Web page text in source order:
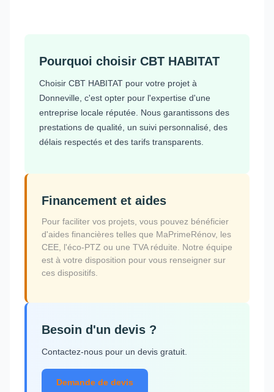
Pourquoi choisir CBT HABITAT
Choisir CBT HABITAT pour votre projet à
Donneville, c'est opter pour l'expertise d'une
entreprise locale réputée. Nous garantissons des
prestations de qualité, un suivi personnalisé, des
délais respectés et des tarifs transparents.
Financement et aides
Pour faciliter vos projets, vous pouvez bénéficier
d'aides financières telles que MaPrimeRénov, les
CEE, l'éco-PTZ ou une TVA réduite. Notre équipe
est à votre disposition pour vous renseigner sur
ces dispositifs.
Besoin d'un devis ?
Contactez-nous pour un devis gratuit.
Demande de devis